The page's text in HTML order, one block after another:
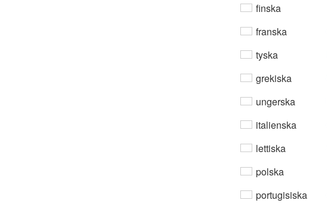
finska
franska
tyska
grekiska
ungerska
italienska
lettiska
polska
portugisiska